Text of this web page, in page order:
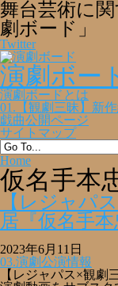
舞台芸術に
劇ボード」
Twitter
演劇ボー
演劇ボードとは
01.【観劇三昧】新
戯曲公開ページ
サイトマップ
Home
仮名手本
【レジャパ
居『仮名手本
2023年6月11日
03.演劇公演情報
【レジャパス×観劇